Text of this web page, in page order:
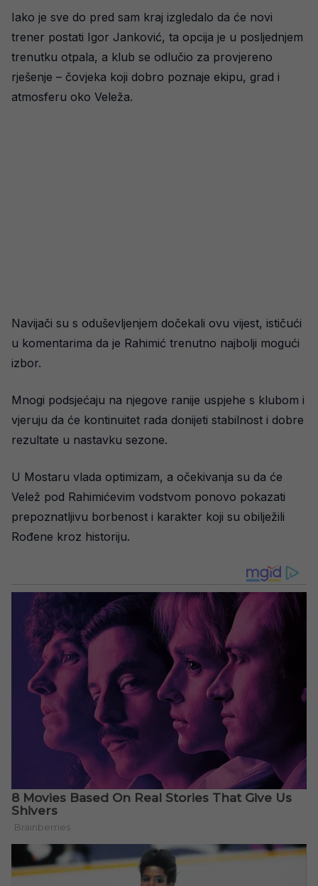
Iako je sve do pred sam kraj izgledalo da će novi
trener postati Igor Janković, ta opcija je u posljednjem
trenutku otpala, a klub se odlučio za provjereno
rješenje – čovjeka koji dobro poznaje ekipu, grad i
atmosferu oko Veleža.
Navijači su s oduševljenjem dočekali ovu vijest, ističući
u komentarima da je Rahimić trenutno najbolji mogući
izbor.
Mnogi podsjećaju na njegove ranije uspjehe s klubom i
vjeruju da će kontinuitet rada donijeti stabilnost i dobre
rezultate u nastavku sezone.
U Mostaru vlada optimizam, a očekivanja su da će
Velež pod Rahimićevim vodstvom ponovo pokazati
prepoznatljivu borbenost i karakter koji su obilježili
Rođene kroz historiju.